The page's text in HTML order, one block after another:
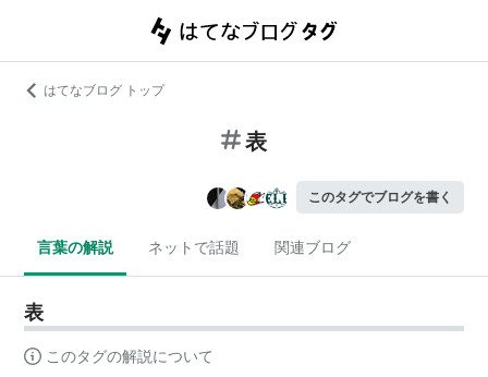
はてなブログ トップ
表
このタグでブログを書く
言葉の解説 ネットで話題 関連ブログ
表
このタグの解説について